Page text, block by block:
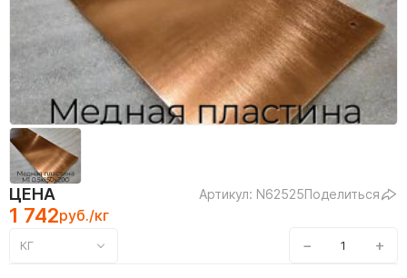
ЦЕНА Артикул: N62525Поделиться
1 742руб./кг
КГ − +